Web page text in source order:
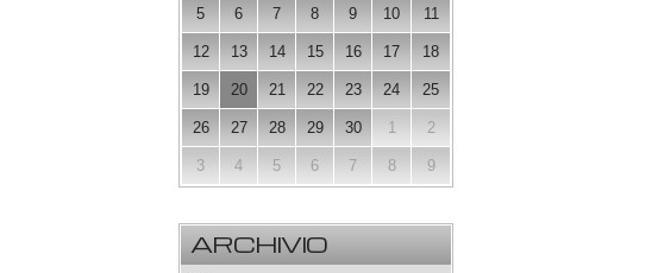
5 6 7 8 9 10 11
12 13 14 15 16 17 18
19 20 21 22 23 24 25
26 27 28 29 30 1 2
3 4 5 6 7 8 9
ARCHIVIO